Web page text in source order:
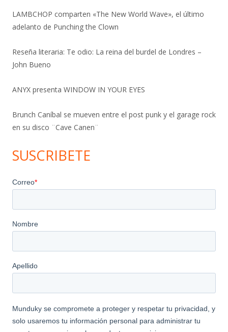
LAMBCHOP comparten «The New World Wave», el último
adelanto de Punching the Clown
Reseña literaria: Te odio: La reina del burdel de Londres –
John Bueno
ANYX presenta WINDOW IN YOUR EYES
Brunch Caníbal se mueven entre el post punk y el garage rock
en su disco ¨Cave Canen¨
SUSCRIBETE